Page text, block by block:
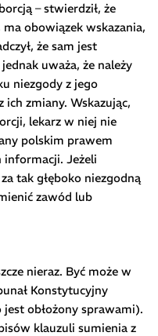
– stwierdził, że
obowiązek wskazania,
że sam jest
uważa, że należy
niezgody z jego
ich zmiany. Wskazując,
lekarz w niej nie
polskim prawem
informacji. Jeżeli
tak głęboko niezgodną
zawód lub
nieraz. Być może w
Konstytucyjny
obłożony sprawami).
klauzuli sumienia z